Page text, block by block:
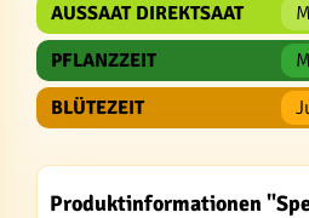
AUSSAAT DIREKTSAAT
PFLANZZEIT
BLÜTEZEIT
Produktinformationen